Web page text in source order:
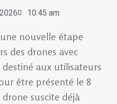
10:45 am
nouvelle étape
des drones avec
destiné aux utilisateurs
être présenté le 8
suscite déjà